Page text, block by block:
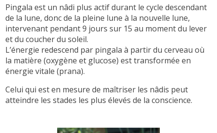
Pingala est un nâdi plus actif durant le cycle descendant
de la lune, donc de la pleine lune à la nouvelle lune,
intervenant pendant 9 jours sur 15 au moment du lever
et du coucher du soleil.
L’énergie redescend par pingala à partir du cerveau où
la matière (oxygène et glucose) est transformée en
énergie vitale (prana).
Celui qui est en mesure de maîtriser les nâdis peut
atteindre les stades les plus élevés de la conscience.